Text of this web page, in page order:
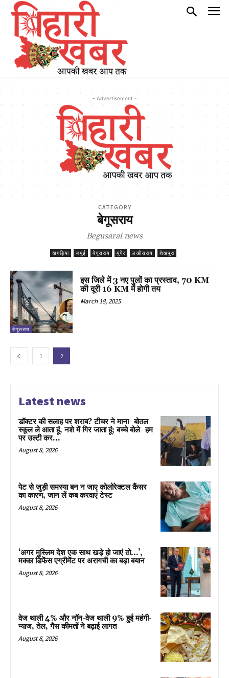
- Advertisement -
CATEGORY
बेगूसराय
Begusarai news
खगड़िया जमुई बेगूसराय मुंगेर लखीसराय शेखपुरा
बेगूसराय
इस जिले में 3 नए पुलों का प्रस्ताव, 70 KM
की दूरी 16 KM में होगी तय
March 18, 2025
1 2
Latest news
डॉक्टर की सलाह पर शराब? टीचर ने माना- बोतल
स्कूल ले आता हूं, नशे में गिर जाता हूं; बच्चे बोले- हम
पर उल्टी कर...
August 8, 2026
पेट से जुड़ी समस्या बन न जाए कोलोरेक्टल कैंसर
का कारण, जान लें कब करवाएं टेस्ट
August 8, 2026
‘अगर मुस्लिम देश एक साथ खड़े हो जाएं तो…’,
मक्का डिफेंस एग्रीमेंट पर अरागची का बड़ा बयान
August 8, 2026
वेज थाली 4% और नॉन-वेज थाली 9% हुई महंगी-
प्याज, तेल, गैस कीमतों ने बढ़ाई लागत
August 8, 2026